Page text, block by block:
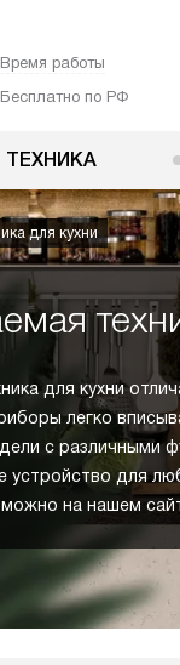
Время работы
Бесплатно по РФ
ТЕХНИКА
для кухни
для кухни
легко
с различными
устройство для
можно на нашем